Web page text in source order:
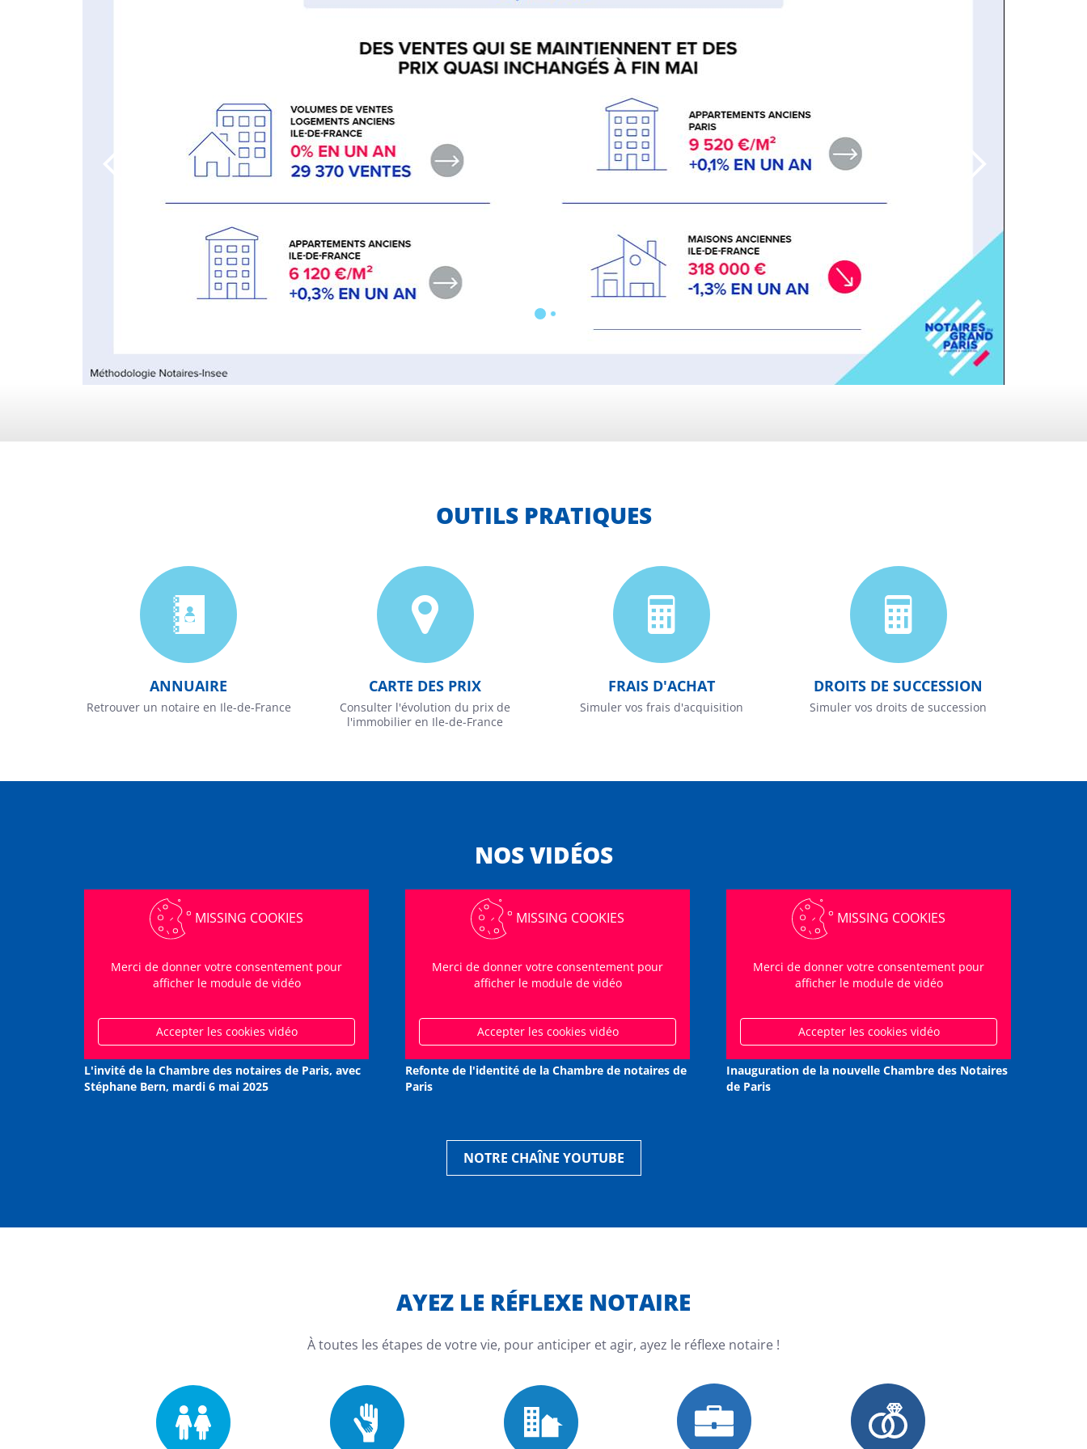
OUTILS PRATIQUES
ANNUAIRE
Retrouver un notaire en Ile-de-France
CARTE DES PRIX
Consulter l'évolution du prix de
l'immobilier en Ile-de-France
FRAIS D'ACHAT
Simuler vos frais d'acquisition
DROITS DE SUCCESSION
Simuler vos droits de succession
NOS VIDÉOS
MISSING COOKIES
Merci de donner votre consentement pour
afficher le module de vidéo
Accepter les cookies vidéo
L'invité de la Chambre des notaires de Paris, avec
Stéphane Bern, mardi 6 mai 2025
MISSING COOKIES
Merci de donner votre consentement pour
afficher le module de vidéo
Accepter les cookies vidéo
Refonte de l'identité de la Chambre de notaires de
Paris
MISSING COOKIES
Merci de donner votre consentement pour
afficher le module de vidéo
Accepter les cookies vidéo
Inauguration de la nouvelle Chambre des Notaires
de Paris
NOTRE CHAÎNE YOUTUBE
AYEZ LE RÉFLEXE NOTAIRE
À toutes les étapes de votre vie, pour anticiper et agir, ayez le réflexe notaire !